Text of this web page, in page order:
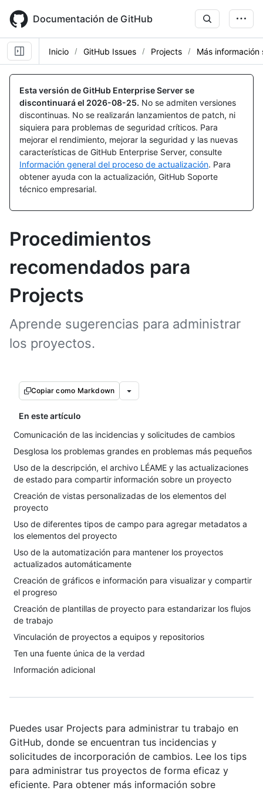
main
content
Documentación de GitHub
Inicio GitHub Issues Projects Más información
Esta versión de GitHub Enterprise Server se
discontinuará el 2026-08-25. No se admiten versiones
discontinuas. No se realizarán lanzamientos de patch, ni
siquiera para problemas de seguridad críticos. Para
mejorar el rendimiento, mejorar la seguridad y las nuevas
características de GitHub Enterprise Server, consulte
Información general del proceso de actualización. Para
obtener ayuda con la actualización, GitHub Soporte
técnico empresarial.
Procedimientos
recomendados para
Projects
Aprende sugerencias para administrar
los proyectos.
Copiar como Markdown
En este artículo
Comunicación de las incidencias y solicitudes de cambios
Desglosa los problemas grandes en problemas más pequeños
Uso de la descripción, el archivo LÉAME y las actualizaciones
de estado para compartir información sobre un proyecto
Creación de vistas personalizadas de los elementos del
proyecto
Uso de diferentes tipos de campo para agregar metadatos a
los elementos del proyecto
Uso de la automatización para mantener los proyectos
actualizados automáticamente
Creación de gráficos e información para visualizar y compartir
el progreso
Creación de plantillas de proyecto para estandarizar los flujos
de trabajo
Vinculación de proyectos a equipos y repositorios
Ten una fuente única de la verdad
Información adicional
Puedes usar Projects para administrar tu trabajo en
GitHub, donde se encuentran tus incidencias y
solicitudes de incorporación de cambios. Lee los tips
para administrar tus proyectos de forma eficaz y
eficiente. Para obtener más información sobre